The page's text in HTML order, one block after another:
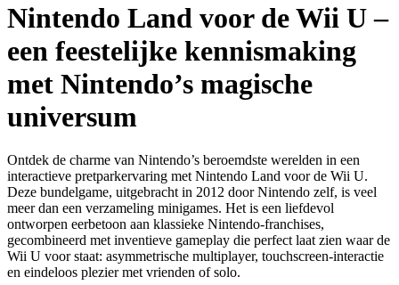
Nintendo Land voor de Wii U –
een feestelijke kennismaking
met Nintendo’s magische
universum
Ontdek de charme van Nintendo’s beroemdste werelden in een
interactieve pretparkervaring met Nintendo Land voor de Wii U.
Deze bundelgame, uitgebracht in 2012 door Nintendo zelf, is veel
meer dan een verzameling minigames. Het is een liefdevol
ontworpen eerbetoon aan klassieke Nintendo-franchises,
gecombineerd met inventieve gameplay die perfect laat zien waar de
Wii U voor staat: asymmetrische multiplayer, touchscreen-interactie
en eindeloos plezier met vrienden of solo.